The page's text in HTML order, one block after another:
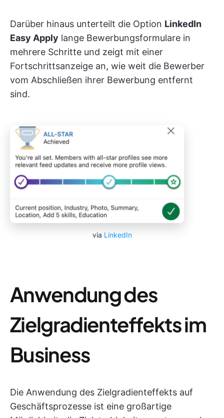
Darüber hinaus unterteilt die Option LinkedIn
Easy Apply lange Bewerbungsformulare in
mehrere Schritte und zeigt mit einer
Fortschrittsanzeige an, wie weit die Bewerber
vom Abschließen ihrer Bewerbung entfernt
sind.
via LinkedIn
Anwendung des
Zielgradienteffekts im
Business
Die Anwendung des Zielgradienteffekts auf
Geschäftsprozesse ist eine großartige